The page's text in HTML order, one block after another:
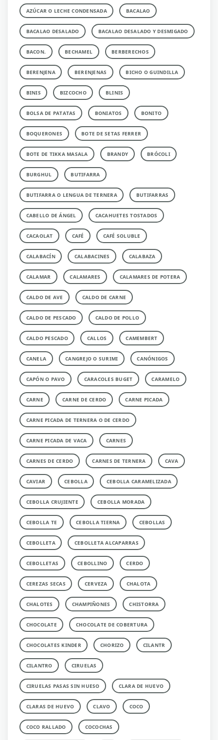
AZÚCAR O LECHE CONDENSADA BACALAO
BACALAO DESALADO BACALAO DESALADO Y DESMIGADO
BACON. BECHAMEL BERBERECHOS
BERENJENA BERENJENAS BICHO O GUINDILLA
BINIS BIZCOCHO BLINIS
BOLSA DE PATATAS BONIATOS BONITO
BOQUERONES BOTE DE SETAS FERRER
BOTE DE TIKKA MASALA BRANDY BRÓCOLI
BURGHUL BUTIFARRA
BUTIFARRA O LENGUA DE TERNERA BUTIFARRAS
CABELLO DE ÁNGEL CACAHUETES TOSTADOS
CACAOLAT CAFÉ CAFÉ SOLUBLE
CALABACÍN CALABACINES CALABAZA
CALAMAR CALAMARES CALAMARES DE POTERA
CALDO DE AVE CALDO DE CARNE
CALDO DE PESCADO CALDO DE POLLO
CALDO PESCADO CALLOS CAMEMBERT
CANELA CANGREJO O SURIMI CANÓNIGOS
CAPÓN O PAVO CARACOLES BUGET CARAMELO
CARNE CARNE DE CERDO CARNE PICADA
CARNE PICADA DE TERNERA O DE CERDO
CARNE PICADA DE VACA CARNES
CARNES DE CERDO CARNES DE TERNERA CAVA
CAVIAR CEBOLLA CEBOLLA CARAMELIZADA
CEBOLLA CRUJIENTE CEBOLLA MORADA
CEBOLLA TE CEBOLLA TIERNA CEBOLLAS
CEBOLLETA CEBOLLETA ALCAPARRAS
CEBOLLETAS CEBOLLINO CERDO
CEREZAS SECAS CERVEZA CHALOTA
CHALOTES CHAMPIÑONES CHISTORRA
CHOCOLATE CHOCOLATE DE COBERTURA
CHOCOLATES KINDER CHORIZO CILANTR
CILANTRO CIRUELAS
CIRUELAS PASAS SIN HUESO CLARA DE HUEVO
CLARAS DE HUEVO CLAVO COCO
COCO RALLADO COCOCHAS